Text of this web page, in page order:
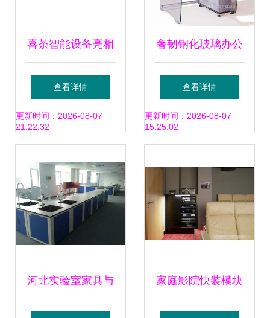
喜茶智能设备亮相
消博会 科技赋能茶
饮标准化与食安心
查看详情
更新时间：2026-08-07
21:22:32
奢韧钢化玻璃办公
之选——2021新款
简约现代家用多功
查看详情
更新时间：2026-08-07
15:25:02
河北实验室家具与 家庭影院快装模块